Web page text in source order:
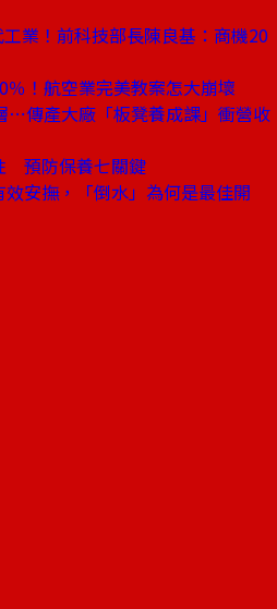
業！前科技部長陳良基：商機20
％！航空業完美教案怎大崩壞
⋯傳產大廠「板凳養成課」衝營收
預防保養七關鍵
安撫，「倒水」為何是最佳開